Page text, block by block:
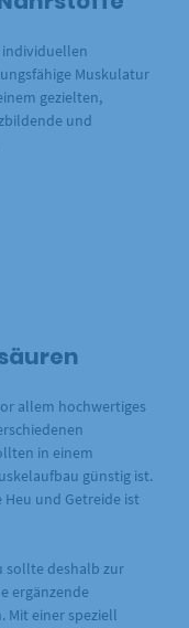
individuellen
Muskulatur
gezielten,
und
allem hochwertiges
in einem
günstig ist.
und Getreide ist
sollte deshalb zur
ergänzende
Mit einer speziell